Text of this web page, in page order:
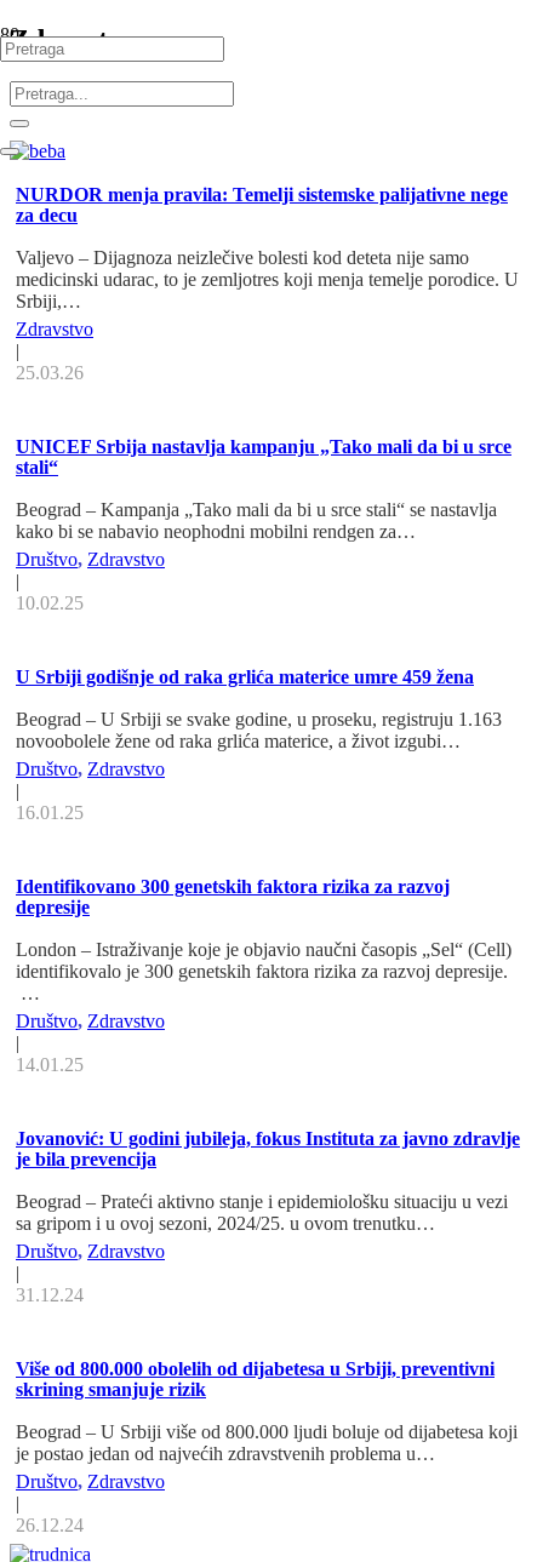
Zdravstvo
NURDOR menja pravila: Temelji sistemske palijativne nege
za decu
Valjevo – Dijagnoza neizlečive bolesti kod deteta nije samo
medicinski udarac, to je zemljotres koji menja temelje porodice. U
Srbiji,…
Zdravstvo
|
25.03.26
UNICEF Srbija nastavlja kampanju „Tako mali da bi u srce
stali“
Beograd – Kampanja „Tako mali da bi u srce stali“ se nastavlja
kako bi se nabavio neophodni mobilni rendgen za…
Društvo, Zdravstvo
|
10.02.25
U Srbiji godišnje od raka grlića materice umre 459 žena
Beograd – U Srbiji se svake godine, u proseku, registruju 1.163
novoobolele žene od raka grlića materice, a život izgubi…
Društvo, Zdravstvo
|
16.01.25
Identifikovano 300 genetskih faktora rizika za razvoj
depresije
London – Istraživanje koje je objavio naučni časopis „Sel“ (Cell)
identifikovalo je 300 genetskih faktora rizika za razvoj depresije.
…
Društvo, Zdravstvo
|
14.01.25
Jovanović: U godini jubileja, fokus Instituta za javno zdravlje
je bila prevencija
Beograd – Prateći aktivno stanje i epidemiološku situaciju u vezi
sa gripom i u ovoj sezoni, 2024/25. u ovom trenutku…
Društvo, Zdravstvo
|
31.12.24
Više od 800.000 obolelih od dijabetesa u Srbiji, preventivni
skrining smanjuje rizik
Beograd – U Srbiji više od 800.000 ljudi boluje od dijabetesa koji
je postao jedan od najvećih zdravstvenih problema u…
Društvo, Zdravstvo
|
26.12.24